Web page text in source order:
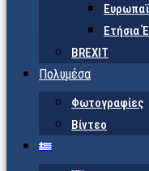
Ετήσια
BREXIT
Πολυμέσα
Φωτογραφίες
Βίντεο